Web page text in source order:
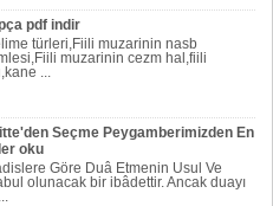
pdf indir
türleri,Fiili muzarinin nasb
muzarinin cezm hal,fiili
...
Seçme Peygamberimizden En
oku
Göre Duâ Etmenin Usul Ve
olunacak bir ibâdettir. Ancak duayı